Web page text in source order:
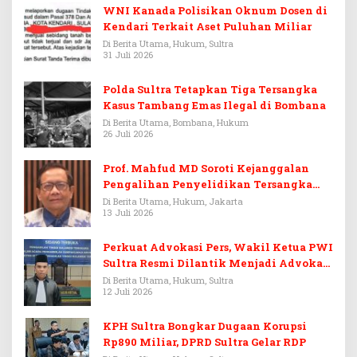
WNI Kanada Polisikan Oknum Dosen di
Kendari Terkait Aset Puluhan Miliar
Di Berita Utama, Hukum, Sultra
31 Juli 2026
Polda Sultra Tetapkan Tiga Tersangka
Kasus Tambang Emas Ilegal di Bombana
Di Berita Utama, Bombana, Hukum
26 Juli 2026
Prof. Mahfud MD Soroti Kejanggalan
Pengalihan Penyelidikan Tersangka
Febrie Adriansyah
Di Berita Utama, Hukum, Jakarta
13 Juli 2026
Perkuat Advokasi Pers, Wakil Ketua PWI
Sultra Resmi Dilantik Menjadi Advokat
PERADI
Di Berita Utama, Hukum, Sultra
12 Juli 2026
KPH Sultra Bongkar Dugaan Korupsi
Rp890 Miliar, DPRD Sultra Gelar RDP